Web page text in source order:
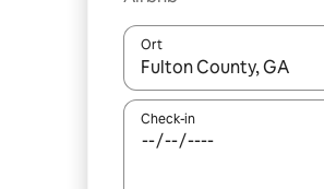
Ort
Wenn Ergebnisse
Check-in